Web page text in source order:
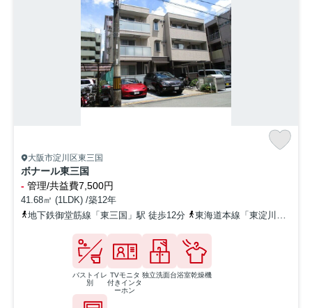
大阪市淀川区東三国
ボナール東三国
- 管理/共益費7,500円
41.68㎡ (1LDK) /築12年
地下鉄御堂筋線「東三国」駅 徒歩12分
東海道本線「東淀川」駅 徒歩18分
バストイレ
別
TVモニタ
付きインタ
ーホン
独立洗面台浴室乾燥機